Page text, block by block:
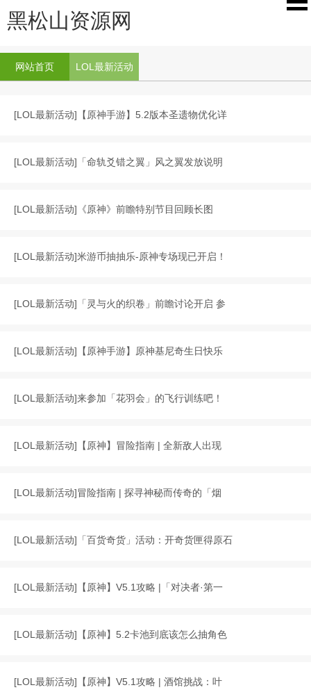
黑松山资源网
网站首页 LOL最新活动
[LOL最新活动] 【原神手游】5.2版本圣遗物优化详
[LOL最新活动] 「命轨爻错之翼」风之翼发放说明
[LOL最新活动] 《原神》前瞻特别节目回顾长图
[LOL最新活动]米游币抽抽乐-原神专场现已开启！
[LOL最新活动] 「灵与火的织卷」前瞻讨论开启 参
[LOL最新活动] 【原神手游】原神基尼奇生日快乐
[LOL最新活动]来参加「花羽会」的飞行训练吧！
[LOL最新活动] 【原神】冒险指南 | 全新敌人出现
[LOL最新活动]冒险指南 | 探寻神秘而传奇的「烟
[LOL最新活动] 「百货奇货」活动：开奇货匣得原石
[LOL最新活动] 【原神】V5.1攻略 |「对决者·第一
[LOL最新活动] 【原神】5.2卡池到底该怎么抽角色
[LOL最新活动] 【原神】V5.1攻略 | 酒馆挑战：叶